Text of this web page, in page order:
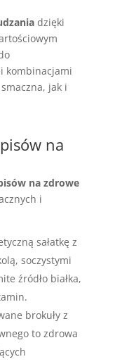
dzięki
kombinacjami
jak i
na
na zdrowe
i
sałatkę z
soczystymi
źródło białka,
brokuły z
to zdrowa